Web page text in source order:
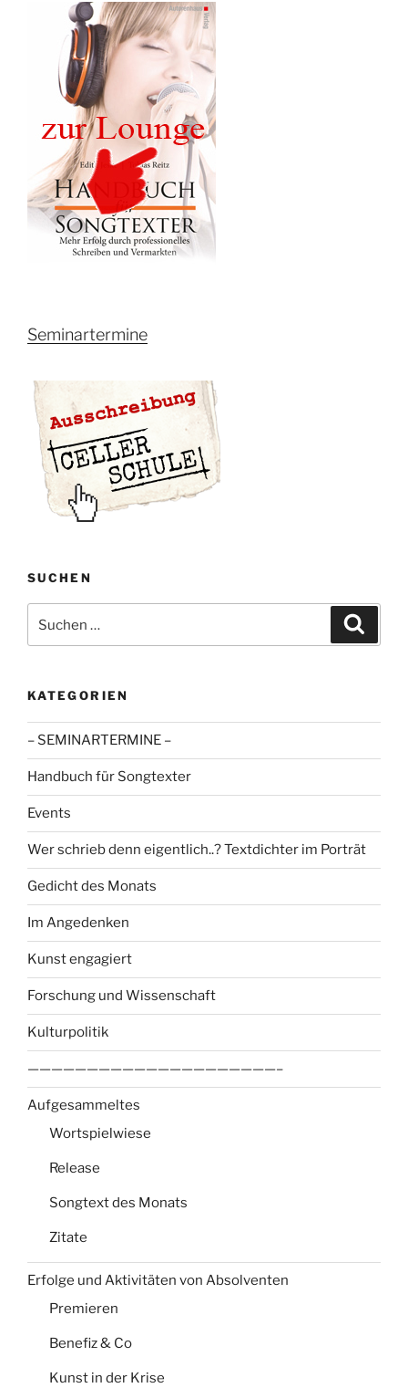
Seminartermine
SUCHEN
nach:
KATEGORIEN
– SEMINARTERMINE –
Handbuch für Songtexter
Events
Wer schrieb denn eigentlich..? Textdichter im Porträt
Gedicht des Monats
Im Angedenken
Kunst engagiert
Forschung und Wissenschaft
Kulturpolitik
—————————————————————–
Aufgesammeltes
Wortspielwiese
Release
Songtext des Monats
Zitate
Erfolge und Aktivitäten von Absolventen
Premieren
Benefiz & Co
Kunst in der Krise